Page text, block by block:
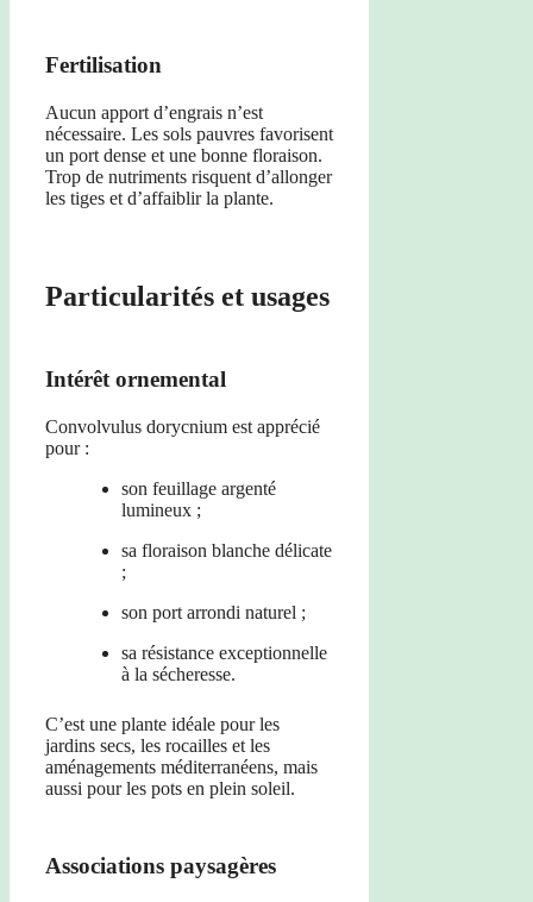
Fertilisation
Aucun apport d’engrais n’est
nécessaire. Les sols pauvres favorisent
un port dense et une bonne floraison.
Trop de nutriments risquent d’allonger
les tiges et d’affaiblir la plante.
Particularités et usages
Intérêt ornemental
Convolvulus dorycnium est apprécié
pour :
son feuillage argenté
lumineux ;
sa floraison blanche délicate
;
son port arrondi naturel ;
sa résistance exceptionnelle
à la sécheresse.
C’est une plante idéale pour les
jardins secs, les rocailles et les
aménagements méditerranéens, mais
aussi pour les pots en plein soleil.
Associations paysagères